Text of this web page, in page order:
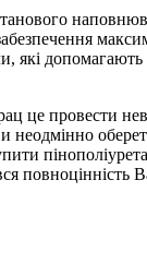
які
це провести
неодмінно